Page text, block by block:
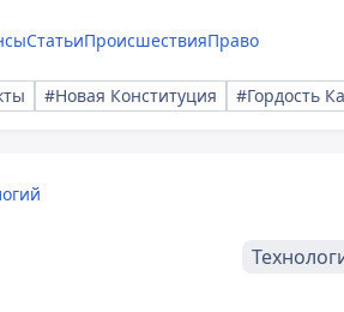
СтатьиПроисшествияПраво
#Новая Конституция #Гордость